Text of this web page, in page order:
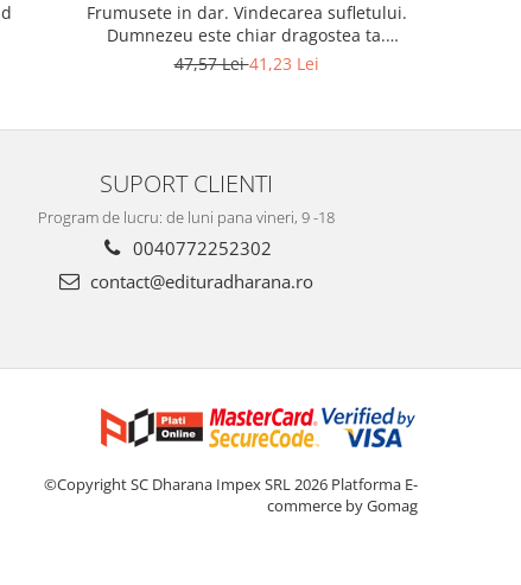
Frumusete in dar. Vindecarea sufletului.
Dumnezeu este chiar dragostea ta.
Editia a 2-a
47,57 Lei41,23 Lei
SUPORT CLIENTI
Program de lucru: de luni pana vineri, 9 -18
0040772252302
contact@edituradharana.ro
©Copyright SC Dharana Impex SRL 2026 Platforma E-
commerce by Gomag